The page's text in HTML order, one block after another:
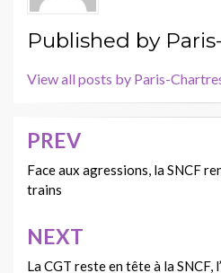
Published by
View all posts by Paris-
Navigation
de
l’article
PREV
Face aux agressions, la SNCF
trains
NEXT
La CGT reste en tête à la SNCF,